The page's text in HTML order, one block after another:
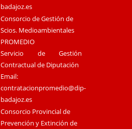
badajoz.es
Consorcio de Gestión de
Scios. Medioambientales
PROMEDIO
Servicio de Gestión
Contractual de Diputación
Email:
contratacionpromedio@dip-
badajoz.es
Consorcio Provincial de
Prevención y Extinción de